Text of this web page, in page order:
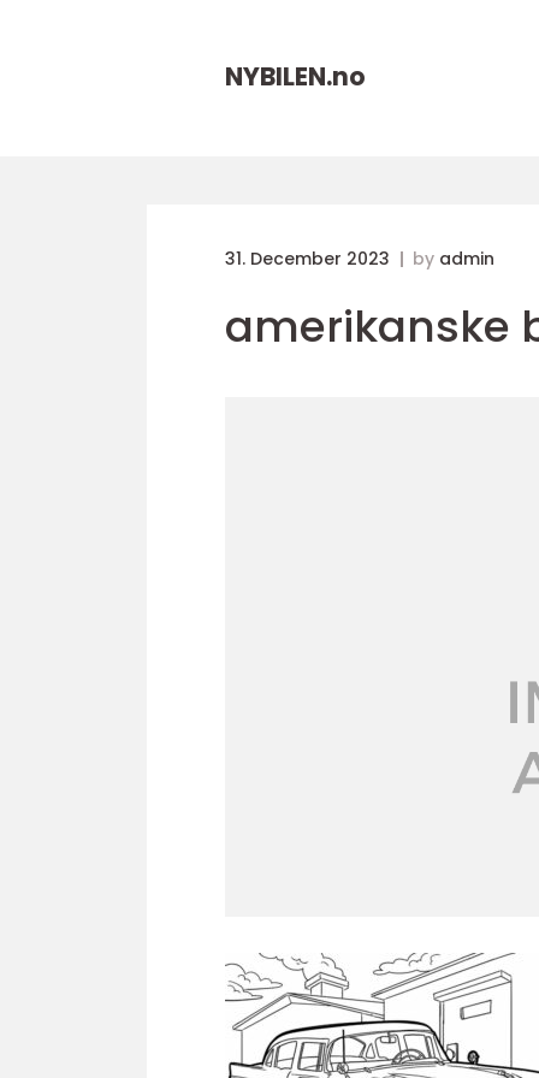
NYBILEN.no
31. December 2023 by admin
amerikanske